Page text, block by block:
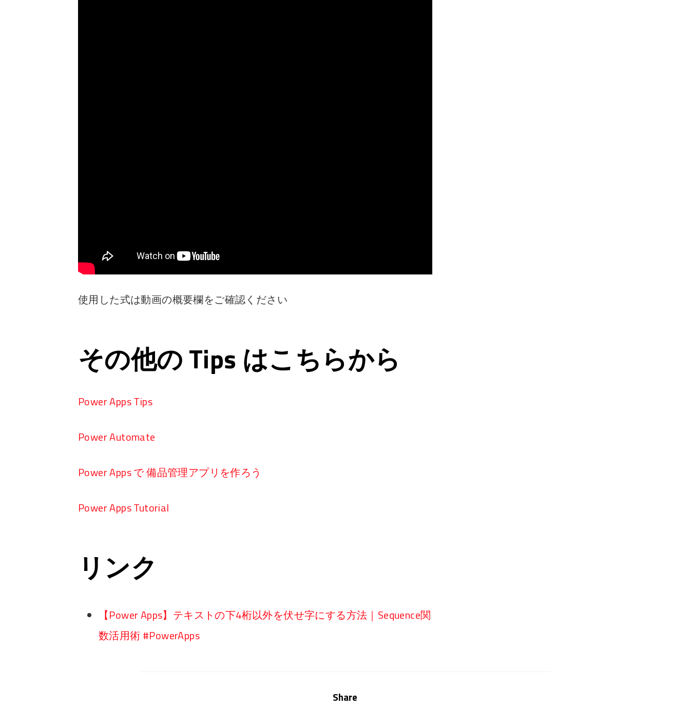
使用した式は動画の概要欄をご確認ください
その他の Tips はこちらから
Power Apps Tips
Power Automate
Power Apps で 備品管理アプリを作ろう
Power Apps Tutorial
リンク
【Power Apps】テキストの下4桁以外を伏せ字にする方法｜Sequence関
数活用術 #PowerApps
Share